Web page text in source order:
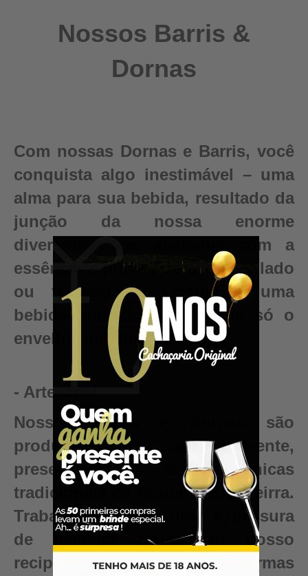
Nossos Barris &
Dornas
Com nossas Dornas e Barris, você
conquista algo inestimável – uma
alma para sua bebida, resultado da
junção da nossa enorme
diversidade de madeiras com a
essência e pureza do seu destilado
ou fermentado. Conquiste uma
bebida autêntica, valor que só o
envelhecimento pode criar.
- Artesanal
Nossos barris e dornas são
produzidos artesanalmente,
preservando as técnicas
tradicionais da Tanoaria Brasileirra.
Trabalhamos com uma espessura
de madeira maior em nosso
recipientes para garantir reformas